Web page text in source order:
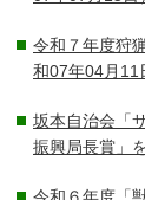
令和７年度狩
和07年04月11
坂本自治会「
振興局長賞」